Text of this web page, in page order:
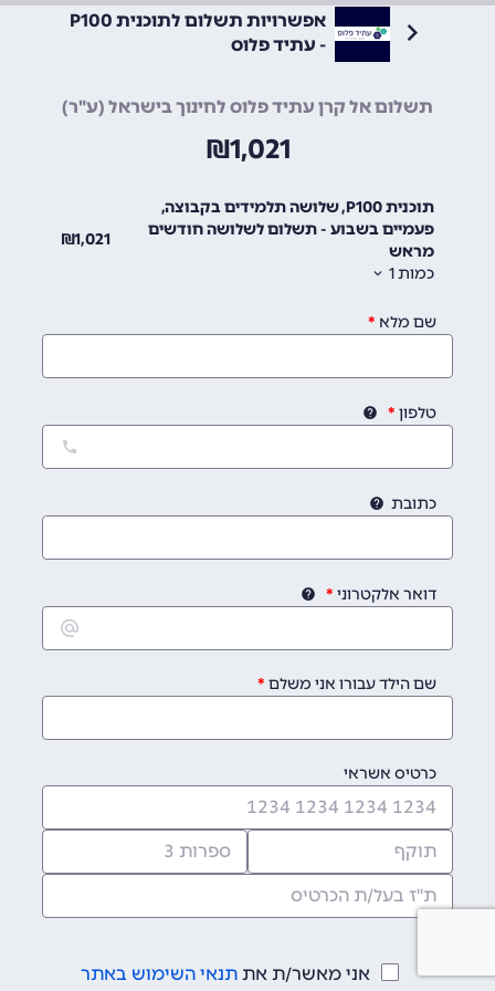
אפשרויות תשלום לתוכנית P100
- עתיד פלוס
תשלום אל קרן עתיד פלוס לחינוך בישראל (ע"ר)
1,021
₪
תוכנית P100, שלושה תלמידים בקבוצה,
פעמיים בשבוע - תשלום לשלושה חודשים
מראש
כמות1
1,021
₪
שם מלא
טלפון
כתובת
דואר אלקטרוני
שם הילד עבורו אני משלם
כרטיס אשראי
אני מאשר/ת אתתנאי השימוש באתר